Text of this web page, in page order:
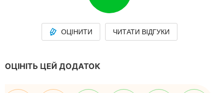
ОЦІНИТИ ЧИТАТИ ВІДГУКИ
ОЦІНІТЬ ЦЕЙ ДОДАТОК